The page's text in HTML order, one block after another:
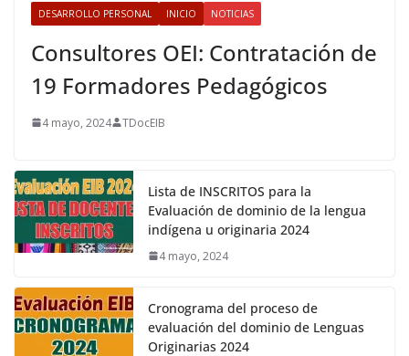
DESARROLLO PERSONAL INICIO NOTICIAS
Consultores OEI: Contratación de
19 Formadores Pedagógicos
4 mayo, 2024 TDocEIB
Lista de INSCRITOS para la
Evaluación de dominio de la lengua
indígena u originaria 2024
4 mayo, 2024
Cronograma del proceso de
evaluación del dominio de Lenguas
Originarias 2024